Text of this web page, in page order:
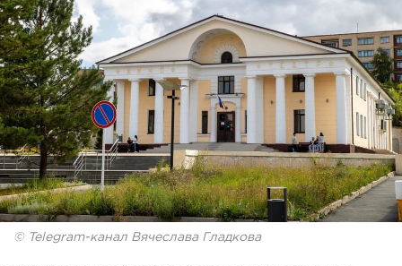
© Telegram-канал Вячеслава Гладкова